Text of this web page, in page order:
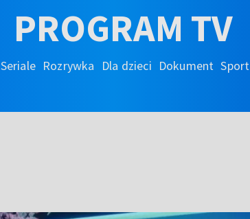
PROGRAM TV
Seriale Rozrywka Dla dzieci Dokument Sport